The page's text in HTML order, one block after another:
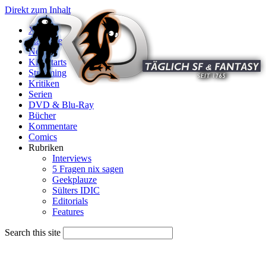
Direkt zum Inhalt
X
Startseite
News
Kinostarts
Streaming
Kritiken
Serien
DVD & Blu-Ray
Bücher
Kommentare
Comics
Rubriken
Interviews
5 Fragen nix sagen
Geekplauze
Sülters IDIC
Editorials
Features
Search this site